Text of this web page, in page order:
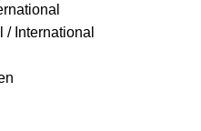
International